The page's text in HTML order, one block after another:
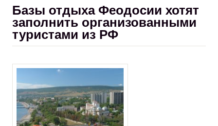
Базы отдыха Феодосии хотят
заполнить организованными
туристами из РФ